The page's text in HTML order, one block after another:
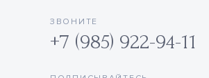
ЗВОНИТЕ
+7 (985) 922-94-11